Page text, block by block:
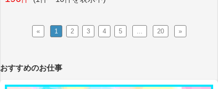
« 1 2 3 4 5 20 »
おすすめのお仕事